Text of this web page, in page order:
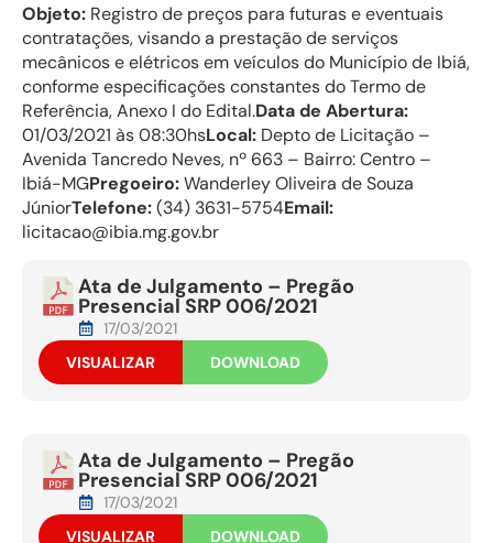
Objeto: Registro de preços para futuras e eventuais
contratações, visando a prestação de serviços
mecânicos e elétricos em veículos do Município de Ibiá,
conforme especificações constantes do Termo de
Referência, Anexo I do Edital.Data de Abertura:
01/03/2021 às 08:30hsLocal: Depto de Licitação –
Avenida Tancredo Neves, nº 663 – Bairro: Centro –
Ibiá-MGPregoeiro:Wanderley Oliveira de Souza
JúniorTelefone:(34) 3631-5754Email:
licitacao@ibia.mg.gov.br
Ata de Julgamento – Pregão
Presencial SRP 006/2021
17/03/2021
VISUALIZAR
DOWNLOAD
Ata de Julgamento – Pregão
Presencial SRP 006/2021
17/03/2021
VISUALIZAR
DOWNLOAD